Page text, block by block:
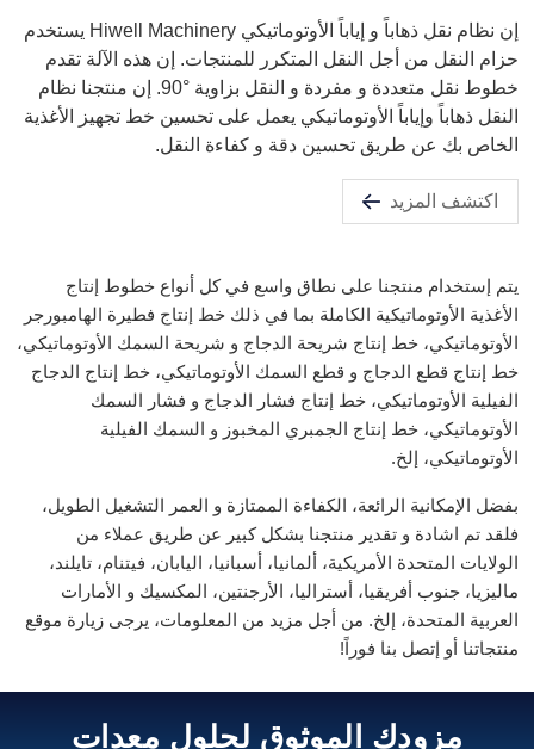
إن نظام نقل ذهاباً و إياباً الأوتوماتيكي Hiwell Machinery يستخدم
حزام النقل من أجل النقل المتكرر للمنتجات. إن هذه الآلة تقدم
خطوط نقل متعددة و مفردة و النقل بزاوية90°. إن منتجنا نظام
النقل ذهاباً وإياباً الأوتوماتيكي يعمل على تحسين خط تجهيز الأغذية
الخاص بك عن طريق تحسين دقة و كفاءة النقل.
اكتشف المزيد
يتم إستخدام منتجنا على نطاق واسع في كل أنواع خطوط إنتاج
الأغذية الأوتوماتيكية الكاملة بما في ذلك خط إنتاج فطيرة الهامبورجر
الأوتوماتيكي، خط إنتاج شريحة الدجاج و شريحة السمك الأوتوماتيكي،
خط إنتاج قطع الدجاج و قطع السمك الأوتوماتيكي، خط إنتاج الدجاج
الفيلية الأوتوماتيكي، خط إنتاج فشار الدجاج و فشار السمك
الأوتوماتيكي، خط إنتاج الجمبري المخبوز و السمك الفيلية
الأوتوماتيكي، إلخ.
بفضل الإمكانية الرائعة، الكفاءة الممتازة و العمر التشغيل الطويل،
فلقد تم اشادة و تقدير منتجنا بشكل كبير عن طريق عملاء من
الولايات المتحدة الأمريكية، ألمانيا، أسبانيا، اليابان، فيتنام، تايلند،
ماليزيا، جنوب أفريقيا، أستراليا، الأرجنتين، المكسيك و الأمارات
العربية المتحدة، إلخ. من أجل مزيد من المعلومات، يرجى زيارة موقع
منتجاتنا أو إتصل بنا فوراً!
مزودك الموثوق لحلول معدات